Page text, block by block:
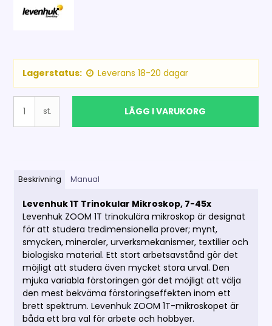
Lagerstatus: Leverans 18-20 dagar
st. LÄGG I VARUKORG
Beskrivning Manual
Levenhuk 1T Trinokular Mikroskop, 7-45x
Levenhuk ZOOM 1T trinokulära mikroskop är designat
för att studera tredimensionella prover; mynt,
smycken, mineraler, urverksmekanismer, textilier och
biologiska material. Ett stort arbetsavstånd gör det
möjligt att studera även mycket stora urval. Den
mjuka variabla förstoringen gör det möjligt att välja
den mest bekväma förstoringseffekten inom ett
brett spektrum. Levenhuk ZOOM 1T-mikroskopet är
båda ett bra val för arbete och hobbyer.